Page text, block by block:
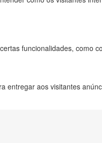
funcionalidades, como
entregar aos visitantes